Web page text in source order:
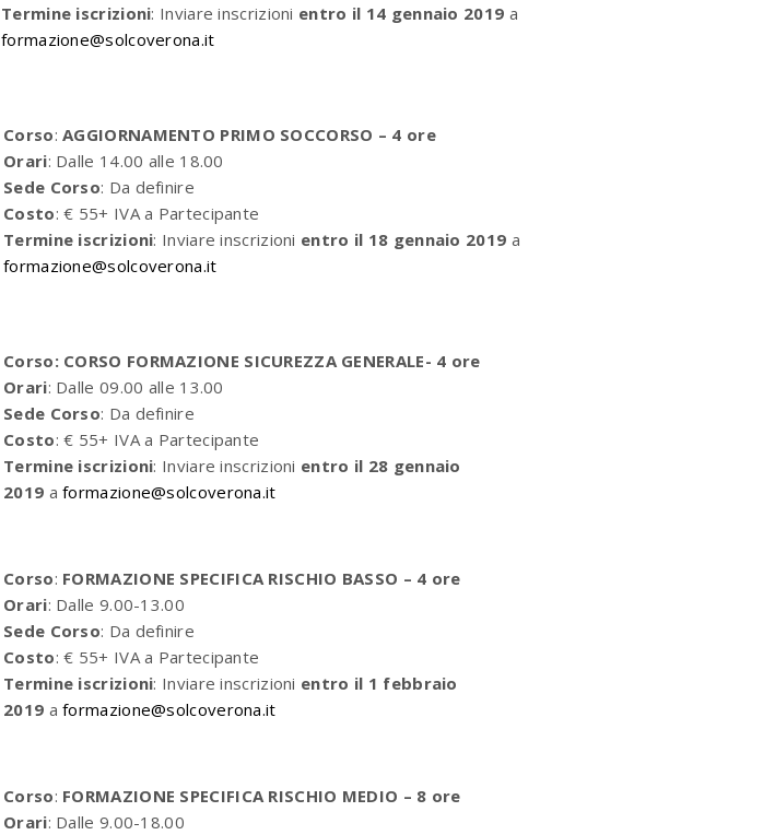
Termine iscrizioni: Inviare inscrizioni entro il 14 gennaio 2019 a
formazione@solcoverona.it
Corso:AGGIORNAMENTO PRIMO SOCCORSO – 4 ore
Orari: Dalle 14.00 alle 18.00
Sede Corso: Da definire
Costo: € 55+ IVA a Partecipante
Termine iscrizioni: Inviare inscrizioni entro il 18 gennaio 2019 a
formazione@solcoverona.it
Corso: CORSO FORMAZIONE SICUREZZA GENERALE- 4 ore
Orari: Dalle 09.00 alle 13.00
Sede Corso: Da definire
Costo: € 55+ IVA a Partecipante
Termine iscrizioni: Inviare inscrizioni entro il 28 gennaio
2019 aformazione@solcoverona.it
Corso: FORMAZIONE SPECIFICA RISCHIO BASSO – 4 ore
Orari: Dalle 9.00-13.00
Sede Corso: Da definire
Costo: € 55+ IVA a Partecipante
Termine iscrizioni: Inviare inscrizioni entro il 1 febbraio
2019 aformazione@solcoverona.it
Corso: FORMAZIONE SPECIFICA RISCHIO MEDIO – 8 ore
Orari: Dalle 9.00-18.00